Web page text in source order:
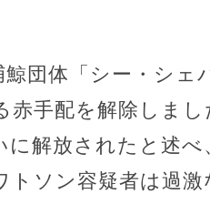
団体「シー・シェ
手配を解除しまし
に解放されたと述べ
トソン容疑者は過激